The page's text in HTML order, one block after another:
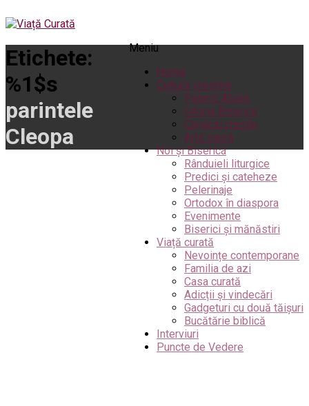
Meniu
Home
Cultură creștină
Pateric Atonit
Istoria Bisericii
Cenaclu creștin
Artă sacră
Noi și Biserica
Rânduieli liturgice
Predici și cateheze
Pelerinaje
Ortodox în diaspora
Evenimente
Biserici și mănăstiri
Viață curată
Nevoințe contemporane
Familia de azi
Casa curată
Adicții și vindecări
Gadgeturi cu două tăișuri
Bucătărie biblică
Interviuri
Puncte de Vedere
Etichete:
%1$s
parintele
Cleopa